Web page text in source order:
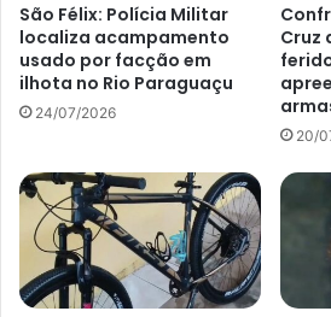
São Félix: Polícia Militar
localiza acampamento
usado por facção em
ilhota no Rio Paraguaçu
24/07/2026
Cruz
20/